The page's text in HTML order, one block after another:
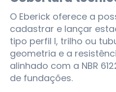
O Eberick oferece a
cadastrar e lançar
tipo perfil I, trilho ou
geometria e a
alinhado com a NBR
de fundações.